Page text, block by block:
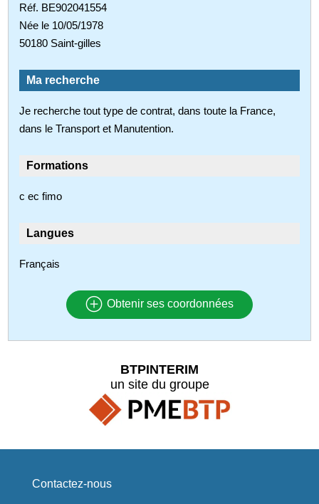
Réf. BE902041554
Née le 10/05/1978
50180 Saint-gilles
Ma recherche
Je recherche tout type de contrat, dans toute la France,
dans le Transport et Manutention.
Formations
c ec fimo
Langues
Français
Obtenir ses coordonnées
BTPINTERIM
un site du groupe
Contactez-nous